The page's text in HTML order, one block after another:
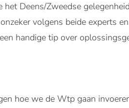
Deens/Zweedse
volgens beide experts
handige tip over
hoe we de Wtp gaan